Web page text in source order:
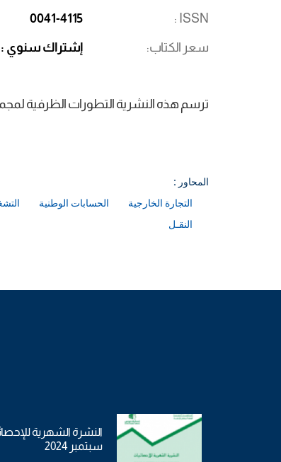
ISSN
0041-4115
سعر الكتاب إشتراك سنوي : 25
ترسم هذه النشرية التطورات الظرفية
المحاور :
التجارة الخارجية
الحسابات الوطنية
النقـل
النشرة الشهرية
سبتمبر 2024